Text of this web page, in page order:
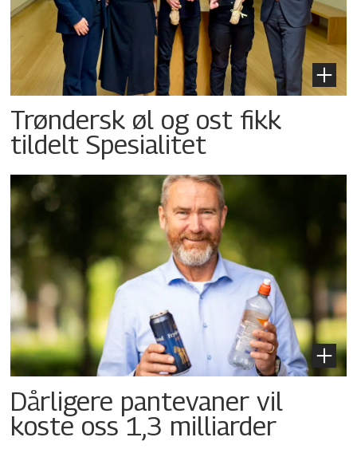
Trøndersk øl og ost fikk
tildelt Spesialitet
Dårligere pantevaner vil
koste oss 1,3 milliarder